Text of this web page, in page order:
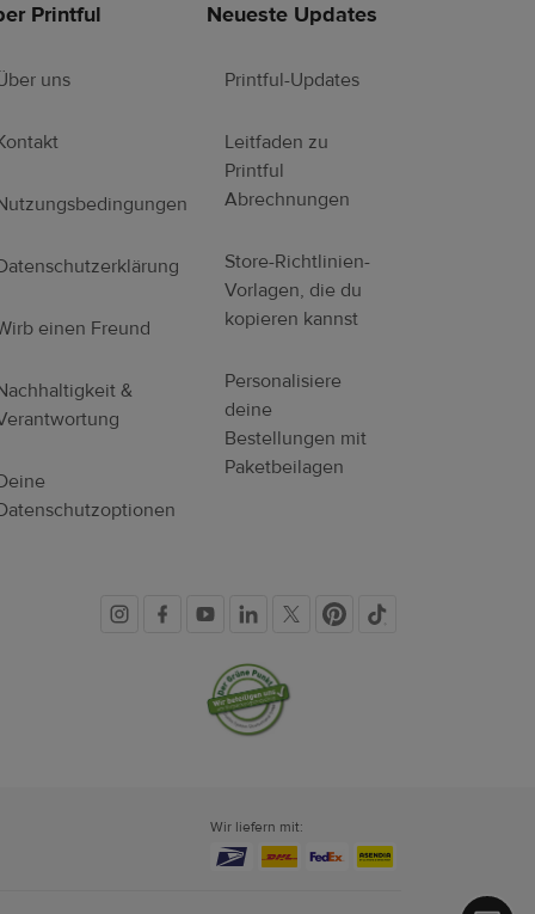
Printful
uns
einen Freund
&
Neueste Updates
Printful-Updates
Leitfaden zu
Printful
Abrechnungen
Store-Richtlinien-
Vorlagen, die du
kopieren kannst
Personalisiere
deine
Bestellungen mit
Paketbeilagen
Soziale
Medien
Vertrauenssiegel
Wir liefern mit: